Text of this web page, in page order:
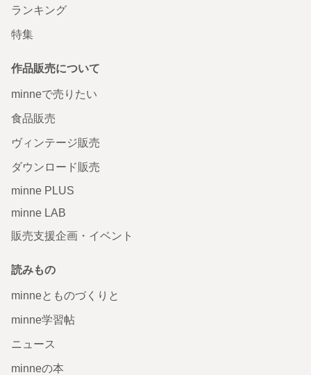
ランキング
特集
作品販売について
minneで売りたい
食品販売
ヴィンテージ販売
ダウンロード販売
minne PLUS
minne LAB
販売支援企画・イベント
読みもの
minneとものづくりと
minne学習帖
ニュース
minneの本